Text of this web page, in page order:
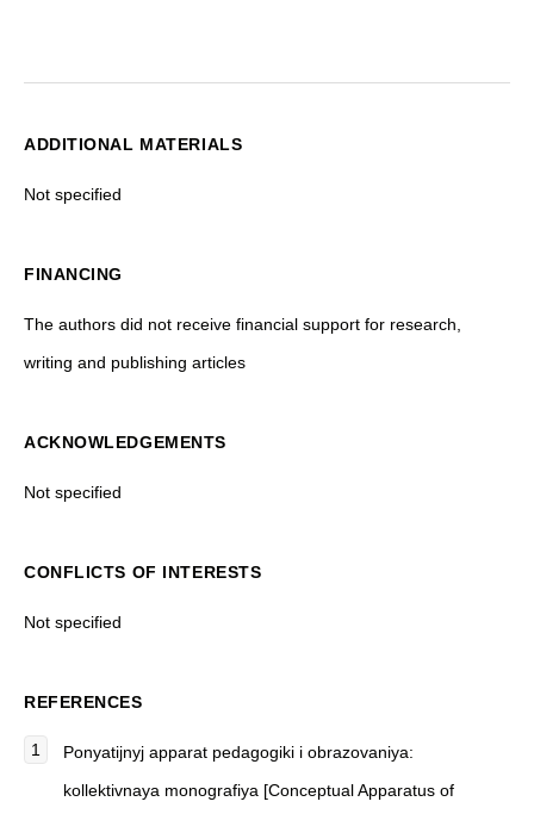
ADDITIONAL MATERIALS
Not specified
FINANCING
The authors did not receive financial support for research,
writing and publishing articles
ACKNOWLEDGEMENTS
Not specified
CONFLICTS OF INTERESTS
Not specified
REFERENCES
Ponyatijnyj apparat pedagogiki i obrazovaniya:
kollektivnaya monografiya [Conceptual Apparatus of